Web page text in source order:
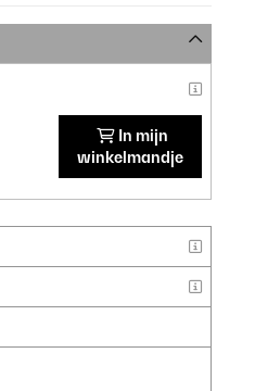
In mijn
winkelmandje